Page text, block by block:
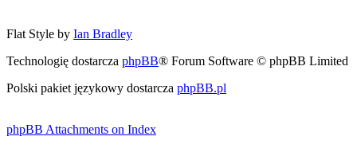
Flat Style by Ian Bradley
Technologię dostarcza phpBB® Forum Software © phpBB Limited
Polski pakiet językowy dostarcza phpBB.pl
phpBB Attachments on Index